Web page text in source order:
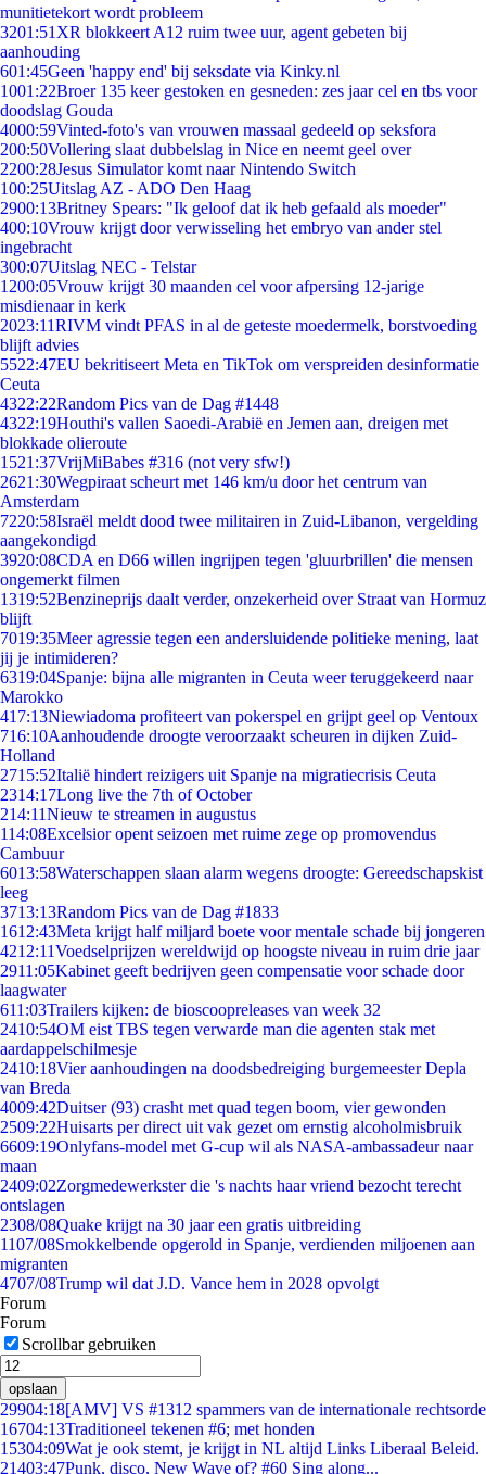
munitietekort wordt probleem
3201:51 XR blokkeert A12 ruim twee uur, agent gebeten bij
aanhouding
601:45Geen 'happy end' bij seksdate via Kinky.nl
1001:22Broer 135 keer gestoken en gesneden: zes jaar cel en tbs voor
doodslag Gouda
4000:59Vinted-foto's van vrouwen massaal gedeeld op seksfora
200:50Vollering slaat dubbelslag in Nice en neemt geel over
2200:28Jesus Simulator komt naar Nintendo Switch
100:25Uitslag AZ - ADO Den Haag
2900:13Britney Spears: "Ik geloof dat ik heb gefaald als moeder"
400:10Vrouw krijgt door verwisseling het embryo van ander stel
ingebracht
300:07Uitslag NEC - Telstar
1200:05Vrouw krijgt 30 maanden cel voor afpersing 12-jarige
misdienaar in kerk
2023:11RIVM vindt PFAS in al de geteste moedermelk, borstvoeding
blijft advies
5522:47EU bekritiseert Meta en TikTok om verspreiden desinformatie
Ceuta
4322:22Random Pics van de Dag #1448
4322:19Houthi's vallen Saoedi-Arabië en Jemen aan, dreigen met
blokkade olieroute
1521:37VrijMiBabes #316 (not very sfw!)
2621:30Wegpiraat scheurt met 146 km/u door het centrum van
Amsterdam
7220:58Israël meldt dood twee militairen in Zuid-Libanon, vergelding
aangekondigd
3920:08CDA en D66 willen ingrijpen tegen 'gluurbrillen' die mensen
ongemerkt filmen
1319:52Benzineprijs daalt verder, onzekerheid over Straat van Hormuz
blijft
7019:35Meer agressie tegen een andersluidende politieke mening, laat
jij je intimideren?
6319:04Spanje: bijna alle migranten in Ceuta weer teruggekeerd naar
Marokko
417:13Niewiadoma profiteert van pokerspel en grijpt geel op Ventoux
716:10Aanhoudende droogte veroorzaakt scheuren in dijken Zuid-
Holland
2715:52Italië hindert reizigers uit Spanje na migratiecrisis Ceuta
2314:17Long live the 7th of October
214:11Nieuw te streamen in augustus
114:08Excelsior opent seizoen met ruime zege op promovendus
Cambuur
6013:58Waterschappen slaan alarm wegens droogte: Gereedschapskist
leeg
3713:13Random Pics van de Dag #1833
1612:43Meta krijgt half miljard boete voor mentale schade bij jongeren
4212:11Voedselprijzen wereldwijd op hoogste niveau in ruim drie jaar
2911:05Kabinet geeft bedrijven geen compensatie voor schade door
laagwater
611:03Trailers kijken: de bioscoopreleases van week 32
2410:54OM eist TBS tegen verwarde man die agenten stak met
aardappelschilmesje
2410:18Vier aanhoudingen na doodsbedreiging burgemeester Depla
van Breda
4009:42Duitser (93) crasht met quad tegen boom, vier gewonden
2509:22Huisarts per direct uit vak gezet om ernstig alcoholmisbruik
6609:19Onlyfans-model met G-cup wil als NASA-ambassadeur naar
maan
2409:02Zorgmedewerkster die 's nachts haar vriend bezocht terecht
ontslagen
2308/08Quake krijgt na 30 jaar een gratis uitbreiding
1107/08Smokkelbende opgerold in Spanje, verdienden miljoenen aan
migranten
4707/08Trump wil dat J.D. Vance hem in 2028 opvolgt
Forum
Forum
Scrollbar gebruiken
opslaan
29904:18[AMV] VS #1312 spammers van de internationale rechtsorde
16704:13Traditioneel tekenen #6; met honden
15304:09Wat je ook stemt, je krijgt in NL altijd Links Liberaal Beleid.
21403:47Punk, disco, New Wave of? #60 Sing along...